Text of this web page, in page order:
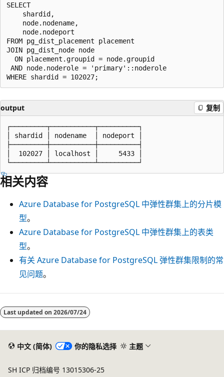
SELECT
    shardid,
    node.nodename,
    node.nodeport
FROM pg_dist_placement placement
JOIN pg_dist_node node
  ON placement.groupid = node.groupid
AND node.noderole = 'primary'::noderole
output 复制
┌─────────┬───────────┬──────────┐
│ shardid │ nodename  │ nodeport │
├─────────┼───────────┼──────────┤
│  102027 │ localhost │     5433 │
相关内容
Azure Database for PostgreSQL 中弹性群集上的分片模
型。
Azure Database for PostgreSQL 中弹性群集上的表类
型。
有关 Azure Database for PostgreSQL 弹性群集限制的常
见问题。
Last updated on 2026/07/24
中文 (简体) 你的隐私选择 主题
SH ICP 归档编号 13015306-25